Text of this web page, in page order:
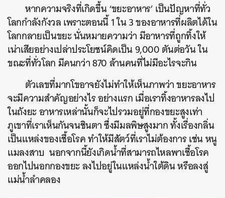
หากความจริงที่เกิดขึ้น ‘ขยะอาหาร’ เป็นปัญหาที่ทั่ว
โลกกำลังกังวล เพราะตอนนี้ 1 ใน 3 ของอาหารที่ผลิตได้ใน
โลกกลายเป็นขยะ นั่นหมายความว่า มีอาหารที่ถูกทิ้งให้
เน่าเสียอย่างเปล่าประโยชน์คิดเป็น 9,000 ตันต่อวัน ใน
ขณะที่ทั่วโลก มีคนกว่า 870 ล้านคนที่ไม่มีอะไรจะกิน
ตัวเลขที่มากโขอาจยังไม่ทำให้เห็นภาพว่า ขยะอาหาร
จะมีความสำคัญอย่างไร อย่างแรก เมื่อเราทิ้งอาหารลงไป
ในถังยะ อาหารเหล่านั้นก็จะไปรวมอยู่ที่กองขยะสูงเท่า
ภูเขาที่เราเห็นกันจนชินตา ซึ่งมีมลพิษสูงมาก ทั้งเรื่องกลิ่น
เป็นแหล่งของเชื้อโรค ทำให้มีสัตว์ที่เราไม่ต้องการ เช่น หนู
แมลงสาบ นอกจากนี้ยังเกิดน้ำที่สามารถไหลพาเชื้อโรค
ออกไปนอกกองขยะ ลงไปอยู่ในแหล่งน้ำใต้ดิน หรือลงสู่
แม่น้ำลำคลอง